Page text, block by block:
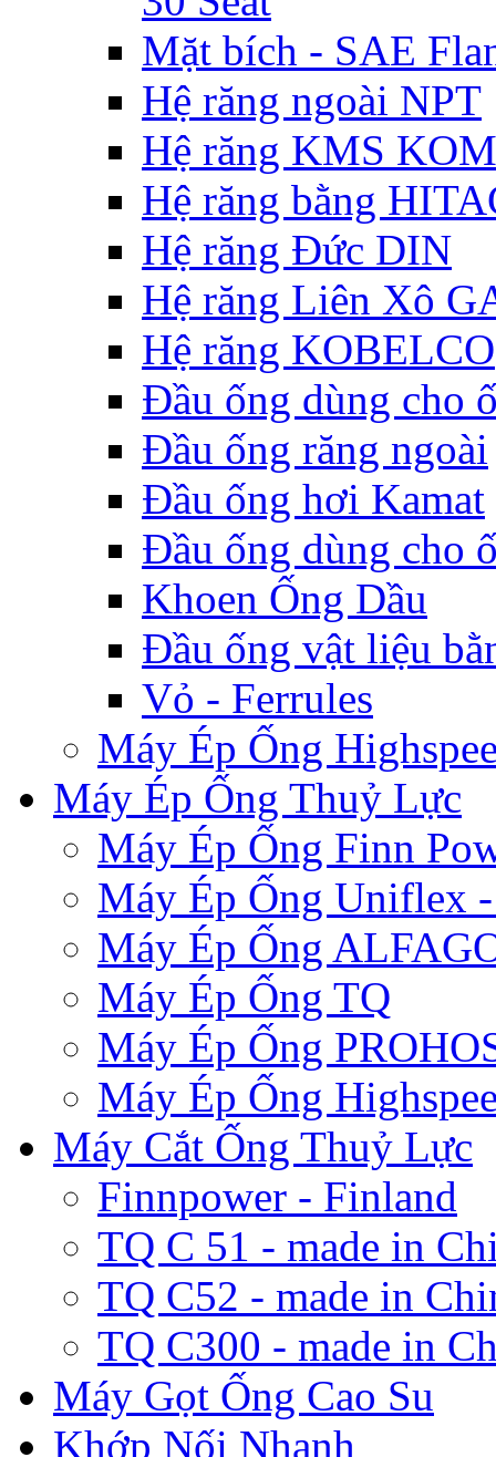
Mặt bích - SAE
Hệ răng ngoài NPT
Hệ răng KMS
Hệ răng bằng
Hệ răng Đức DIN
Hệ răng Liên Xô
Hệ răng KOBELCO
Đầu ống dùng cho
Đầu ống răng ngoài
Đầu ống hơi Kamat
Đầu ống dùng cho
Khoen Ống Dầu
Đầu ống vật liệu
Vỏ - Ferrules
Máy Ép Ống
Máy Ép Ống Thuỷ Lực
Máy Ép Ống Finn
Máy Ép Ống Uniflex
Máy Ép Ống
Máy Ép Ống TQ
Máy Ép Ống
Máy Ép Ống
Máy Cắt Ống Thuỷ Lực
Finnpower - Finland
TQ C 51 - made in
TQ C52 - made in
TQ C300 - made in
Máy Gọt Ống Cao Su
Khớp Nối Nhanh